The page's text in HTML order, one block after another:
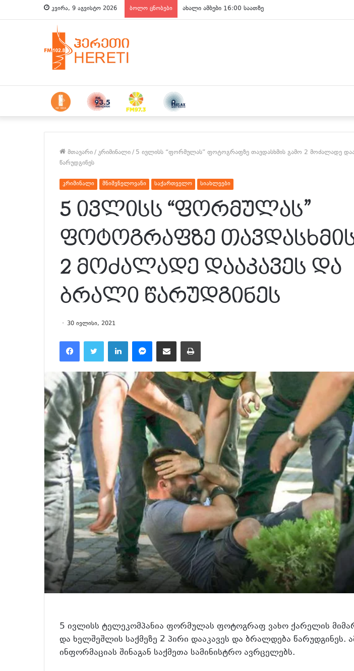
კვირა, 9 აგვისტო 2026 ბოლო ცნობები ახალი ამბები 15:00 საათზე
მთავარი/კრიმინალი/ 5 ივლისს “ფორმულას” ფოტოგრაფზე თავდასხმის გამო 2 მოძალადე
წარუდგინეს
კრიმინალი მნიშვნელოვანი საქართველო სიახლეები
5 ივლისს “ფორმულას”
ფოტოგრაფზე
2 მოძალადე დააკავეს და
ბრალი წარუდგინეს
30 ივლისი, 2021
5 ივლისს ტელეკომპანია ფორმულას ფოტოგრაფ ვახო ქარელის
და ხელშეშლის საქმეზე 2 პირი დააკავეს და ბრალდება წარუდგინეს.
ინფორმაციას შინაგან საქმეთა სამინისტრო ავრცელებს.